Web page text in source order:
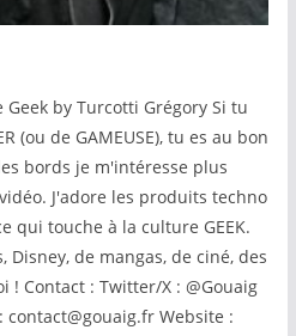
by Turcotti Grégory Si tu
(ou de GAMEUSE), tu es au bon
bords je m'intéresse plus
J'adore les produits techno
qui touche à la culture GEEK.
Disney, de mangas, de ciné, des
! Contact : Twitter/X : @Gouaig
contact@gouaig.fr Website :